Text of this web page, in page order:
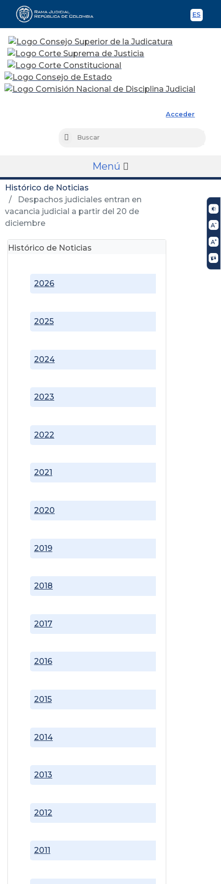
ES
Acceder
Buscar
Menú
Histórico de Noticias
Despachos judiciales entran en
vacancia judicial a partir del 20 de
diciembre
Histórico de Noticias
2011
2012
2013
2014
2015
2016
2017
2018
2019
2020
2021
2022
2023
2024
2025
2026